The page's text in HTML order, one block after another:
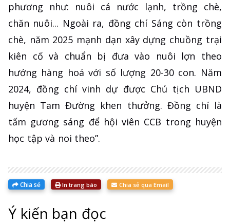
phương như: nuôi cá nước lạnh, trồng chè,
chăn nuôi... Ngoài ra, đồng chí Sáng còn trồng
chè, năm 2025 mạnh dạn xây dựng chuồng trại
kiên cố và chuẩn bị đưa vào nuôi lợn theo
hướng hàng hoá với số lượng 20-30 con. Năm
2024, đồng chí vinh dự được Chủ tịch UBND
huyện Tam Đường khen thưởng. Đồng chí là
tấm gương sáng để hội viên CCB trong huyện
học tập và noi theo”.
Chia sẻ In trang báo Chia sẻ qua Email
Ý kiến bạn đọc